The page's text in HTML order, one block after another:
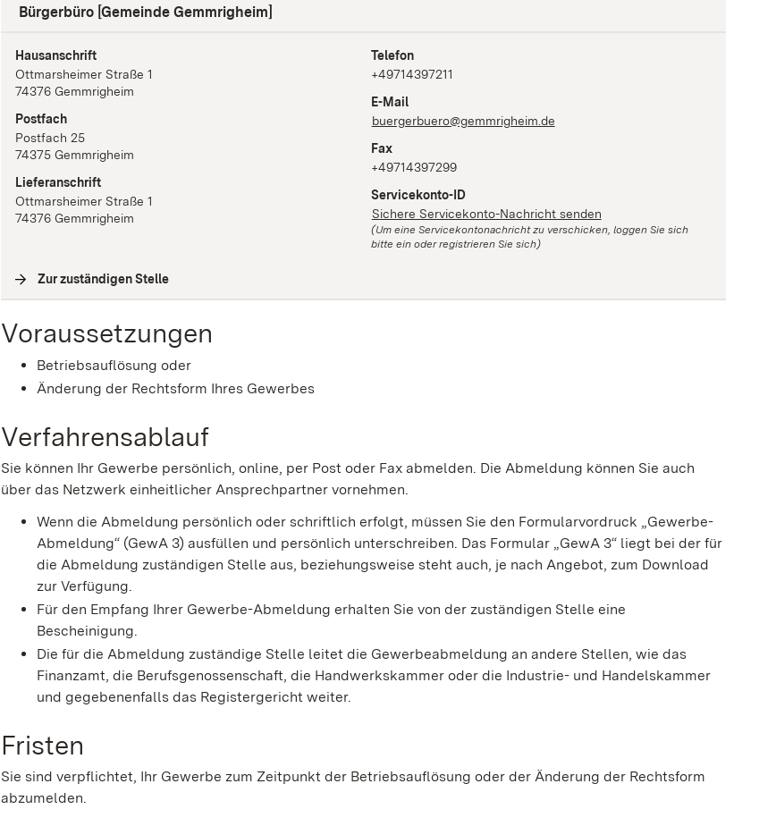
Bürgerbüro [Gemeinde Gemmrigheim]
Hausanschrift
Ottmarsheimer Straße 1
74376 Gemmrigheim
Postfach
Postfach 25
74375 Gemmrigheim
Lieferanschrift
Ottmarsheimer Straße 1
74376 Gemmrigheim
Telefon
+49714397211
E-Mail
buergerbuero@gemmrigheim.de
Fax
+49714397299
Servicekonto-ID
Sichere Servicekonto-Nachricht senden
(Um eine Servicekontonachricht zu verschicken, loggen Sie sich
bitte ein oder registrieren Sie sich)
Zur zuständigen Stelle
Voraussetzungen
Betriebsauflösung oder
Änderung der Rechtsform Ihres Gewerbes
Verfahrensablauf
Sie können Ihr Gewerbe persönlich, online, per Post oder Fax abmelden. Die Abmeldung können Sie auch
über das Netzwerk einheitlicher Ansprechpartner vornehmen.
Wenn die Abmeldung persönlich oder schriftlich erfolgt, müssen Sie den Formularvordruck „Gewerbe-
Abmeldung“ (GewA 3) ausfüllen und persönlich unterschreiben. Das Formular „GewA 3“ liegt bei der für
die Abmeldung zuständigen Stelle aus, beziehungsweise steht auch, je nach Angebot, zum Download
zur Verfügung.
Für den Empfang Ihrer Gewerbe-Abmeldung erhalten Sie von der zuständigen Stelle eine
Bescheinigung.
Die für die Abmeldung zuständige Stelle leitet die Gewerbeabmeldung an andere Stellen, wie das
Finanzamt, die Berufsgenossenschaft, die Handwerkskammer oder die Industrie- und Handelskammer
und gegebenenfalls das Registergericht weiter.
Fristen
Sie sind verpflichtet, Ihr Gewerbe zum Zeitpunkt der Betriebsauflösung oder der Änderung der Rechtsform
abzumelden.